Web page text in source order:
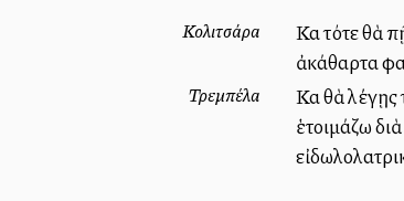
Κολιτσάρα
Καὶ τότε θὰ
ἀκάθαρτα
Τρεμπέλα
Καὶ θὰ
ἑτοιμάζω